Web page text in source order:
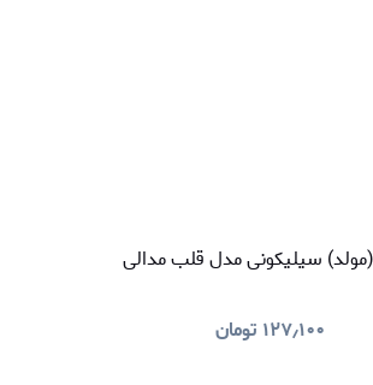
سیلیکونی مدل قلب مدالی
۱۲۷٫۱۰۰ تومان